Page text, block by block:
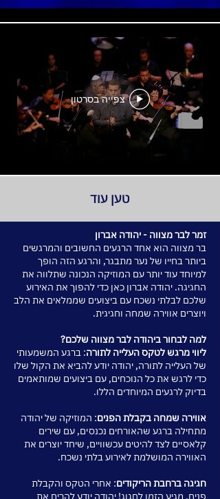
צפייה בסרטון
טען עוד
זמר לבר מצווה - יהודה אברון
בר מצווה הוא אחד הרגעים החשובים והמרגשים
ביותר בחייו של נער מתבגר, והרגע הזה הופך
למיוחד עוד יותר עם המוזיקה הנכונה שתלווה את
החגיגה. יהודה אברון כאן כדי להפוך את האירוע
שלכם לבלתי נשכח עם ביצועים שממלאים את הלב
ויוצרים אווירה שמחה וחגיגית.
למה לבחור ביהודה לבר מצווה שלכם?
ליווי מרגש לטקס העלייה לתורה: ברגע המשמעותי
של העלייה לתורה, יהודה יודע להביא את הקול שלו
כדי לרגש את כל הנוכחים, עם ביצועים שמותאמים
בדיוק לרגעים המיוחדים הללו.
אווירה שמחה בקבלת הפנים: המוזיקה של יהודה
מתחילה ברגע שהאורחים נכנסים, עם שירים
קלאסיים לצד להיטים עכשוויים, שיחד יוצרים את
האווירה המושלמת לאירוע בלתי נשכח.
חגיגה ברחבת הריקודים: אחרי הטקס והקבלת
פנים, מגיע הזמן לחגוג! יהודה יודע להרים את